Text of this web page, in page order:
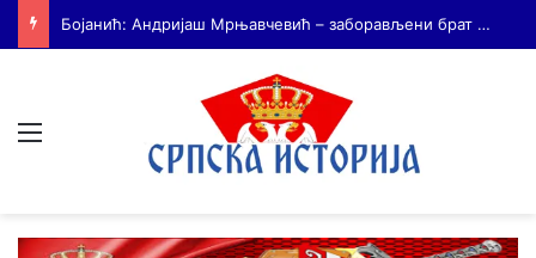
На Дражин дан у Лондону обележено 80. година од мучког убиства генерала Драгољуба Драже Михаиловића